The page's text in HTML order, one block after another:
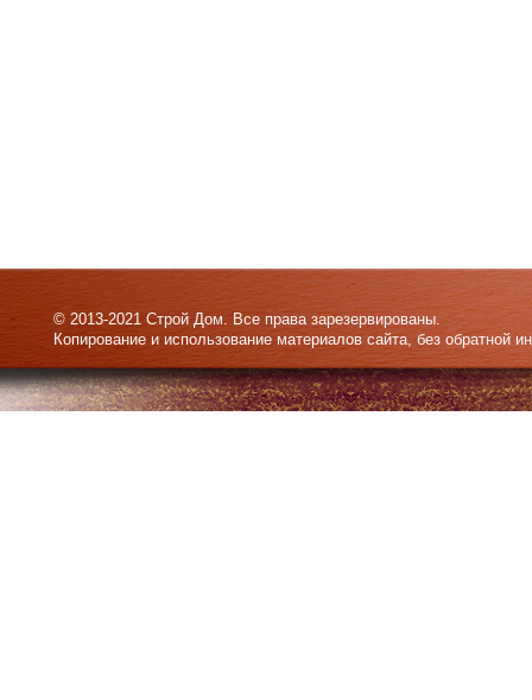
© 2013-2021 Строй Дом. Все права зарезервированы.
Копирование и использование материалов сайта, без обратной